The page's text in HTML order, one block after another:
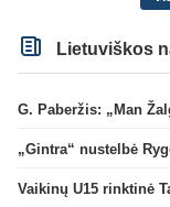
Lietuviškos
G. Paberžis: „Man